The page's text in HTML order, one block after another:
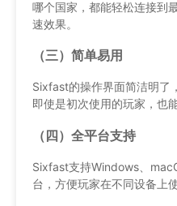
哪个国家，都能轻松连接到
速效果。
（三）简单易用
Sixfast的操作界面简洁明了
即使是初次使用的玩家，也
（四）全平台支持
Sixfast支持Windows、
台，方便玩家在不同设备上使